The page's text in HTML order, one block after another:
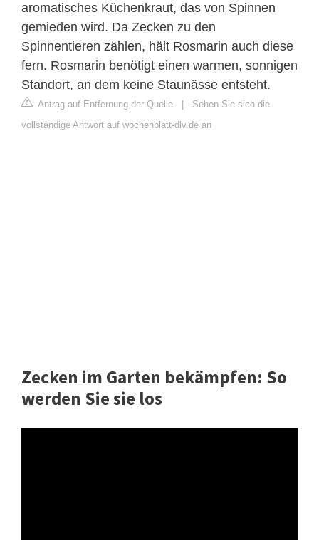
aromatisches Küchenkraut, das von Spinnen
gemieden wird. Da Zecken zu den
Spinnentieren zählen, hält Rosmarin auch diese
fern. Rosmarin benötigt einen warmen, sonnigen
Standort, an dem keine Staunässe entsteht.
Antrag auf Entfernung der Quelle
Sehen Sie sich die
vollständige Antwort auf wochenblatt-dlv.de an
Zecken im Garten bekämpfen: So
werden Sie sie los